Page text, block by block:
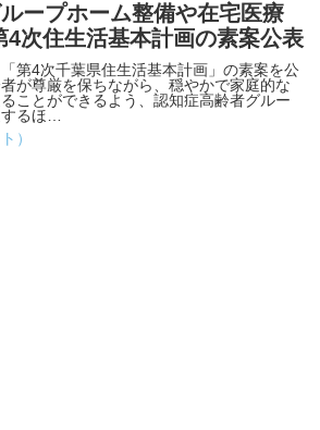
ープホーム整備や在宅医療
4次住生活基本計画の素案公表
第4次千葉県住生活基本計画」の素案を公
が尊厳を保ちながら、穏やかで家庭的な
ことができるよう、認知症高齢者グルー
るほ…
）